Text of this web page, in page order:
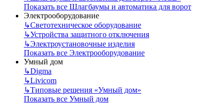
Показать все Шлагбаумы и автоматика для ворот
Электрооборудование
↳Светотехническое оборудование
↳Устройства защитного отключения
↳Электроустановочные изделия
Показать все Электрооборудование
Умный дом
↳Digma
↳Livicom
↳Типовые решения «Умный дом»
Показать все Умный дом